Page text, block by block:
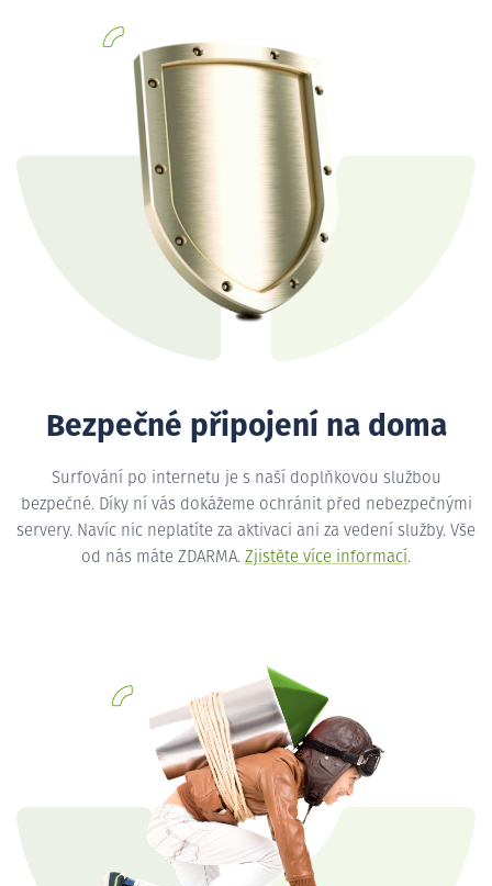
Bezpečné připojení na doma
Surfování po internetu je s naší doplňkovou službou
bezpečné. Díky ní vás dokážeme ochránit před nebezpečnými
servery. Navíc nic neplatíte za aktivaci ani za vedení služby. Vše
od nás máte ZDARMA. Zjistěte více informací.